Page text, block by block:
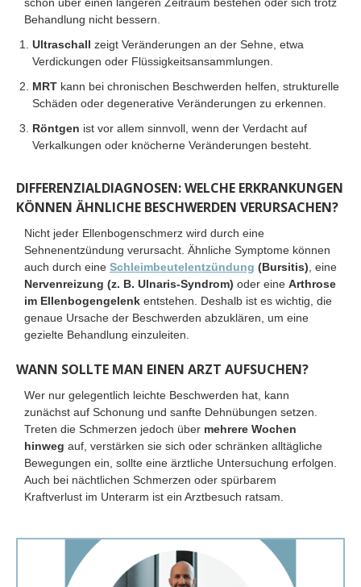
Behandlung nicht bessern.
Ultraschall zeigt Veränderungen an der Sehne, etwa
Verdickungen oder Flüssigkeitsansammlungen.
MRT kann bei chronischen Beschwerden helfen, strukturelle
Schäden oder degenerative Veränderungen zu erkennen.
Röntgen ist vor allem sinnvoll, wenn der Verdacht auf
Verkalkungen oder knöcherne Veränderungen besteht.
DIFFERENZIALDIAGNOSEN: WELCHE ERKRANKUNGEN
KÖNNEN ÄHNLICHE BESCHWERDEN VERURSACHEN?
Nicht jeder Ellenbogenschmerz wird durch eine
Sehnenentzündung verursacht. Ähnliche Symptome können
auch durch eine Schleimbeutelentzündung (Bursitis) , eine
Nervenreizung (z. B. Ulnaris-Syndrom) oder eine Arthrose
im Ellenbogengelenk entstehen. Deshalb ist es wichtig, die
genaue Ursache der Beschwerden abzuklären, um eine
gezielte Behandlung einzuleiten.
WANN SOLLTE MAN EINEN ARZT AUFSUCHEN?
Wer nur gelegentlich leichte Beschwerden hat, kann
zunächst auf Schonung und sanfte Dehnübungen setzen.
Treten die Schmerzen jedoch über mehrere Wochen
hinweg auf, verstärken sie sich oder schränken alltägliche
Bewegungen ein, sollte eine ärztliche Untersuchung erfolgen.
Auch bei nächtlichen Schmerzen oder spürbarem
Kraftverlust im Unterarm ist ein Arztbesuch ratsam.